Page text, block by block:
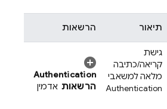
תיאור הרשאות
גישת
קריאה/כתיבה
מלאה למשאבי
Authentication
Authentication
הרשאות אדמין